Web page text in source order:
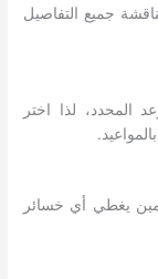
جميع التفاصيل
المحدد، لذا اختر
يغطي أي خسائر